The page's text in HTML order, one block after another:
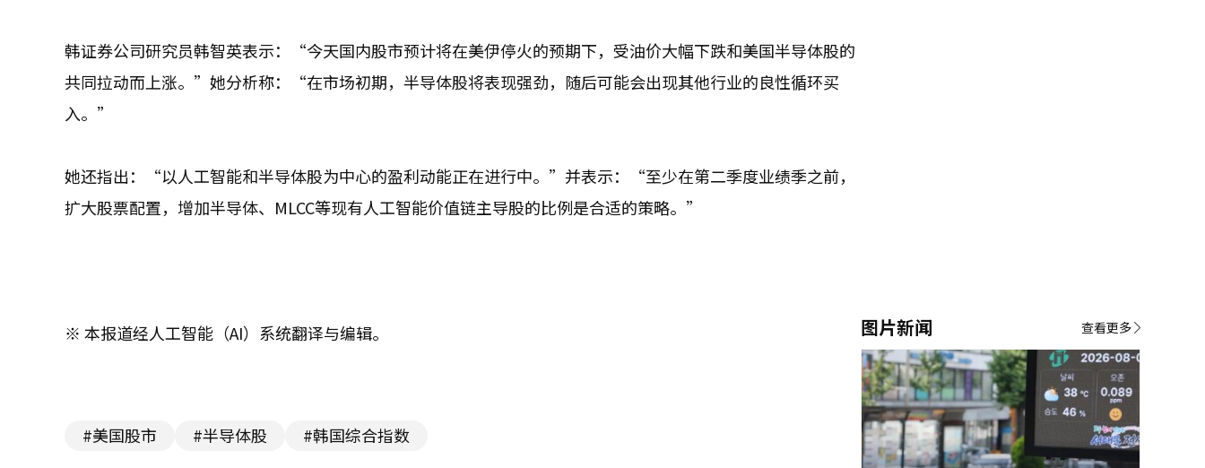
韩证券公司研究员韩智英表示：“今天国内股市预计将在美伊停火的预期下，受油价大幅下跌和美国半导体股的
共同拉动而上涨。”她分析称：“在市场初期，半导体股将表现强劲，随后可能会出现其他行业的良性循环买
入。”
她还指出：“以人工智能和半导体股为中心的盈利动能正在进行中。”并表示：“至少在第二季度业绩季之前，
扩大股票配置，增加半导体、MLCC等现有人工智能价值链主导股的比例是合适的策略。”
※ 本报道经人工智能（AI）系统翻译与编辑。
#美国股市 #半导体股 #韩国综合指数
图片新闻 查看更多